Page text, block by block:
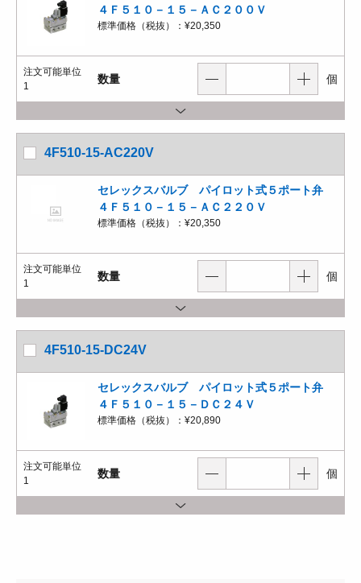
４Ｆ５１０－１５－ＡＣ２００Ｖ
標準価格（税抜）： ¥20,350
注文可能単位
1
数量 個
4F510-15-AC220V
セレックスバルブ パイロット式５ポート弁
４Ｆ５１０－１５－ＡＣ２２０Ｖ
標準価格（税抜）： ¥20,350
注文可能単位
1
数量 個
4F510-15-DC24V
セレックスバルブ パイロット式５ポート弁
４Ｆ５１０－１５－ＤＣ２４Ｖ
標準価格（税抜）： ¥20,890
注文可能単位
1
数量 個